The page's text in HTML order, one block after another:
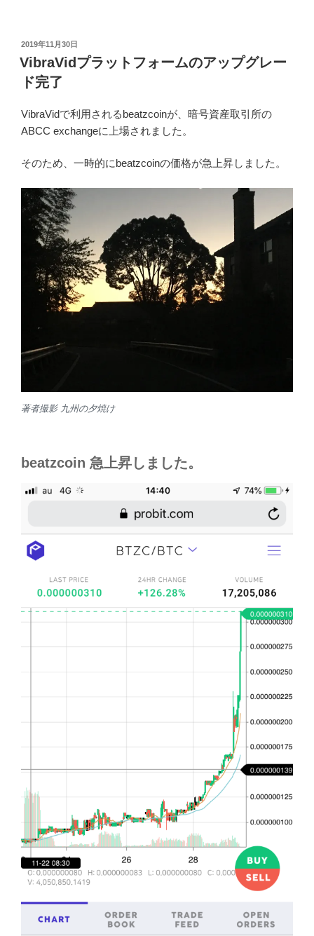
投
稿
日:
2019年11月30日
VibraVidプラットフォームのアップグレー
ド完了
VibraVidで利用されるbeatzcoinが、暗号資産取引所の
ABCC exchangeに上場されました。
そのため、一時的にbeatzcoinの価格が急上昇しました。
著者撮影 九州の夕焼け
beatzcoin 急上昇しました。